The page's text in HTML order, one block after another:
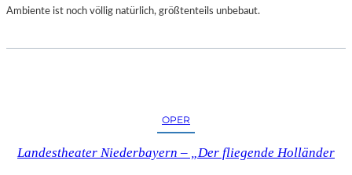
Ambiente ist noch völlig natürlich, größtenteils unbebaut.
OPER
Landestheater Niederbayern – „Der fliegende Holländer